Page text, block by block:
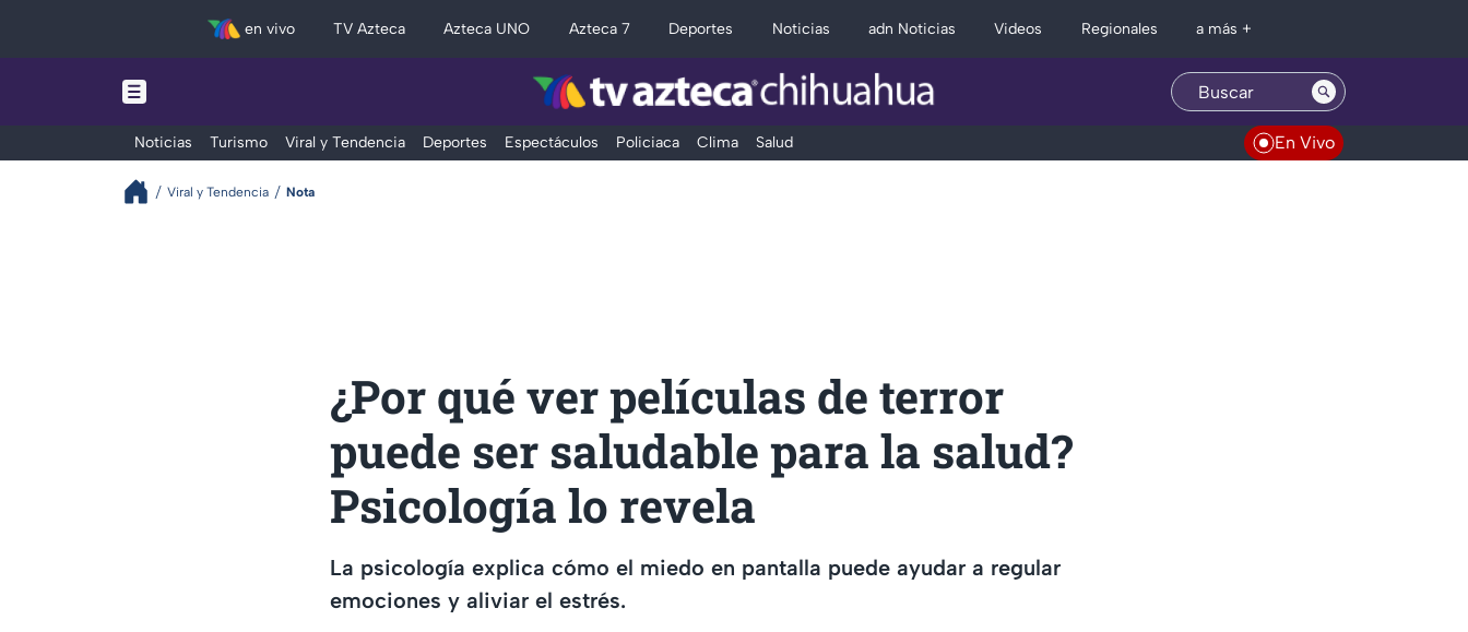
en vivo TV Azteca Azteca UNO Azteca 7 Deportes Noticias adn Noticias Videos Regionales a más +
Noticias Turismo Viral y Tendencia Deportes Espectáculos Policiaca Clima Salud En Vivo
Viral y Tendencia Nota
¿Por qué ver películas de terror
puede ser saludable para la salud?
Psicología lo revela
La psicología explica cómo el miedo en pantalla puede ayudar a regular
emociones y aliviar el estrés.